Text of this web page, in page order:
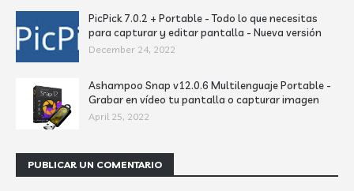
PicPick 7.0.2 + Portable - Todo lo que necesitas
para capturar y editar pantalla - Nueva versión
December 24, 2022
Ashampoo Snap v12.0.6 Multilenguaje Portable -
Grabar en vídeo tu pantalla o capturar imagen
April 25, 2022
PUBLICAR UN COMENTARIO